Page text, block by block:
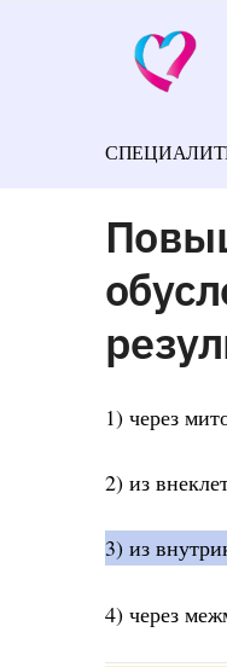
1) через
2) из
3) из
4) через